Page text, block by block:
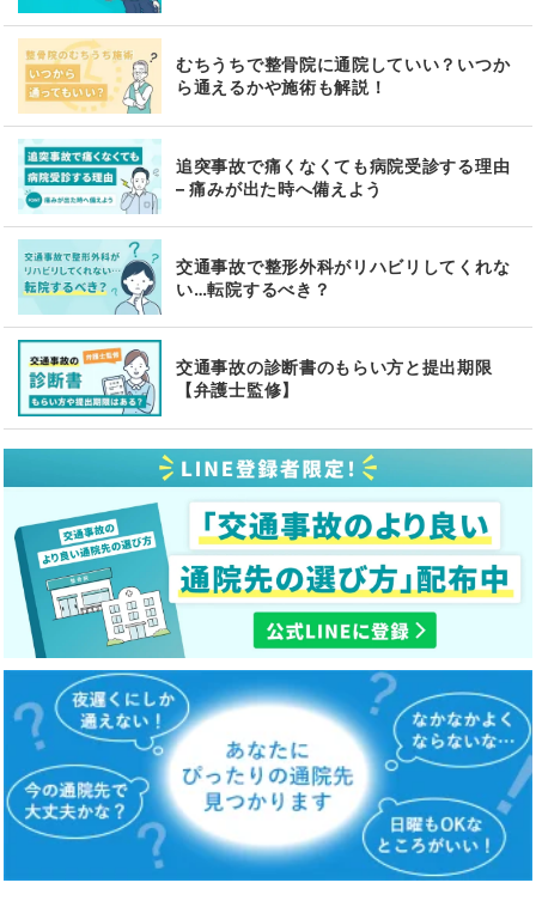
むちうちで整骨院に通院していい？いつか
ら通えるかや施術も解説！
追突事故で痛くなくても病院受診する理由
– 痛みが出た時へ備えよう
交通事故で整形外科がリハビリしてくれな
い…転院するべき？
交通事故の診断書のもらい方と提出期限
【弁護士監修】